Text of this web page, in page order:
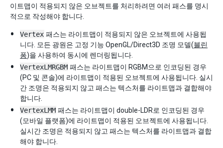
이트맵이 적용되지 않은 오브젝트를 처리하려면 여러 패스를 명시
적으로 작성해야 합니다.
Vertex 패스는 라이트맵이 적용되지 않은 오브젝트에 사용됩
니다. 모든 광원은 고정 기능 OpenGL/Direct3D 조명 모델(블린
퐁)을 사용하여 동시에 렌더링됩니다.
VertexLMRGBM 패스는 라이트맵이 RGBM으로 인코딩된 경우
(PC 및 콘솔)에 라이트맵이 적용된 오브젝트에 사용됩니다. 실시
간 조명은 적용되지 않고 패스는 텍스처를 라이트맵과 결합해야
합니다.
VertexLMM 패스는 라이트맵이 double-LDR로 인코딩된 경우
(모바일 플랫폼)에 라이트맵이 적용된 오브젝트에 사용됩니다.
실시간 조명은 적용되지 않고 패스는 텍스처를 라이트맵과 결합
해야 합니다.